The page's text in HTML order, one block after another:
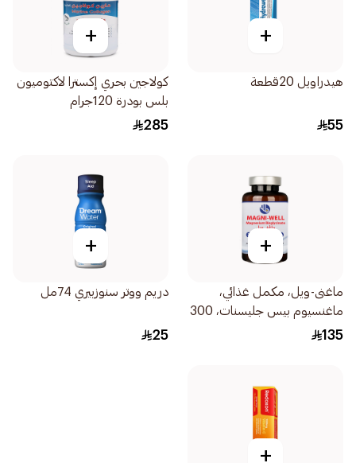
+
هيدراويل 20قطعة
55
+
كولاجين بحري إكسترا لاكتوميون
بلس بودرة 120جرام
285
+
ماغنى-ويل، مكمل غذائي،
ماغنسيوم بيس جليسنات، 300
مجم - 90كبسولة
135
+
دريم ووتر سنوزبيري 74مل
25
+